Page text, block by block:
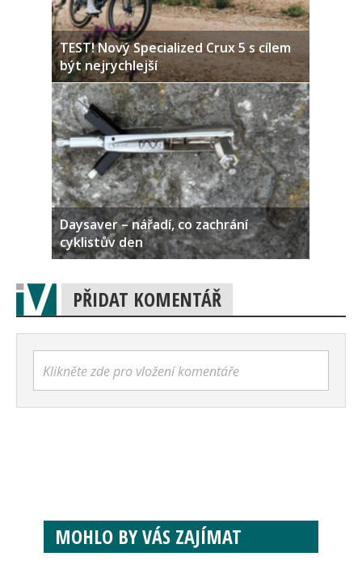
TEST! Nový Specialized Crux 5 s cílem
být nejrychlejší
Daysaver – nářadí, co zachrání
cyklistův den
PŘIDAT KOMENTÁŘ
Klikněte zde pro vložení komentáře
MOHLO BY VÁS ZAJÍMAT